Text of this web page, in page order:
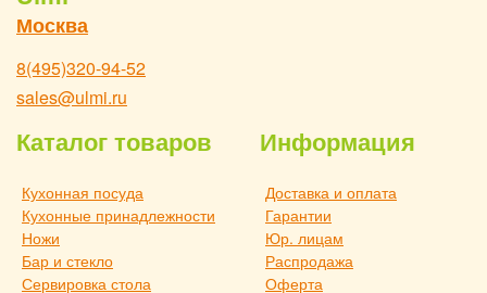
Москва
8(495)320-94-52
sales@ulmi.ru
Каталог товаров
Кухонная посуда
Кухонные принадлежности
Ножи
Бар и стекло
Сервировка стола
Информация
Доставка и оплата
Гарантии
Юр. лицам
Распродажа
Оферта